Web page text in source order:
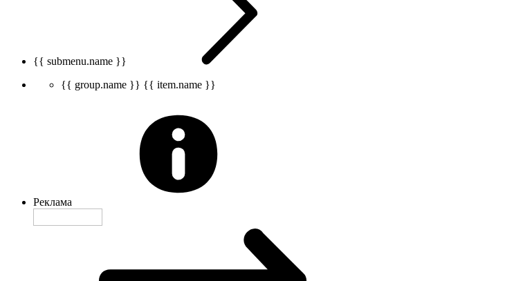
{{ submenu.name }}
{{ group.name }} {{ item.name }}
Реклама